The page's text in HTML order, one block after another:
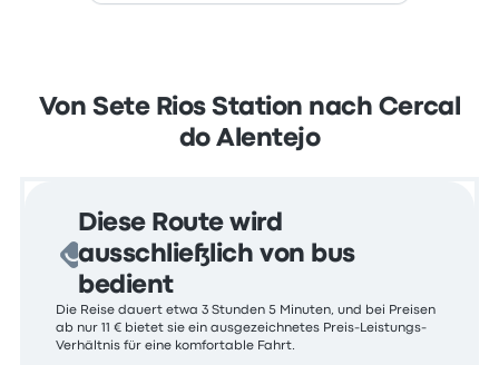
Von Sete Rios Station nach Cercal
do Alentejo
Diese Route wird
ausschließlich von bus
bedient
Die Reise dauert etwa 3 Stunden 5 Minuten, und bei Preisen
ab nur 11 € bietet sie ein ausgezeichnetes Preis-Leistungs-
Verhältnis für eine komfortable Fahrt.